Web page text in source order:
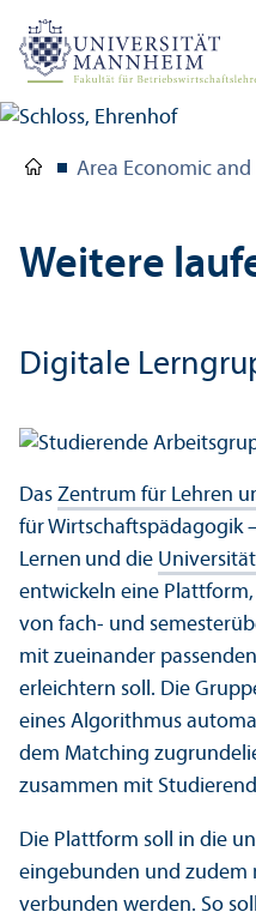
Area Economic
Weitere
Digitale
Das Zentrum für Lehren
für Wirtschafts­pädagogik
Lernen und die
entwickeln eine
von fach- und
mit zueinander
erleichtern soll. Die
eines Algorithmus
dem Matching
zusammen mit
Die Plattform soll in die
eingebunden und zudem
verbunden werden. So